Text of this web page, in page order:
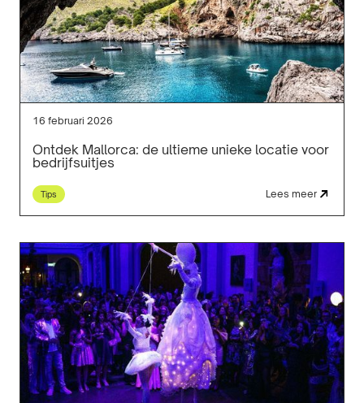
16 februari 2026
Ontdek Mallorca: de ultieme unieke locatie voor
bedrijfsuitjes
Tips Lees meer